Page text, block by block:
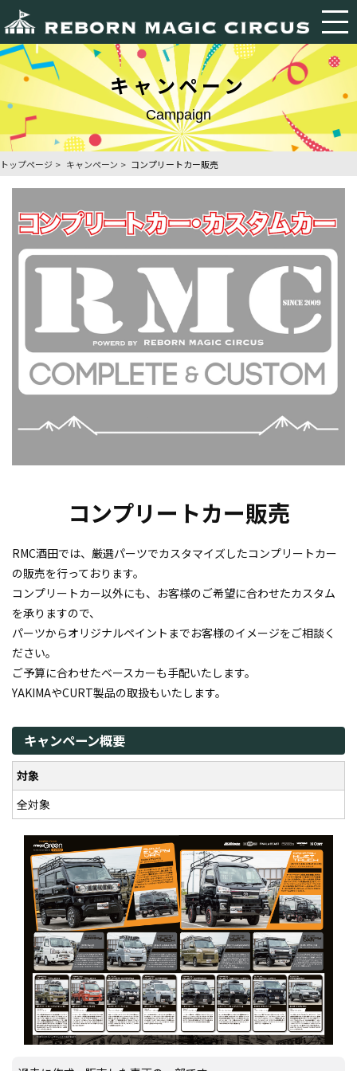
キャンペーン
Campaign
トップページ キャンペーン コンプリートカー販売
コンプリートカー販売
RMC酒田では、厳選パーツでカスタマイズしたコンプリートカー
の販売を行っております。
コンプリートカー以外にも、お客様のご希望に合わせたカスタム
を承りますので、
パーツからオリジナルペイントまでお客様のイメージをご相談く
ださい。
ご予算に合わせたベースカーも手配いたします。
YAKIMAやCURT製品の取扱もいたします。
キャンペーン概要
対象
全対象